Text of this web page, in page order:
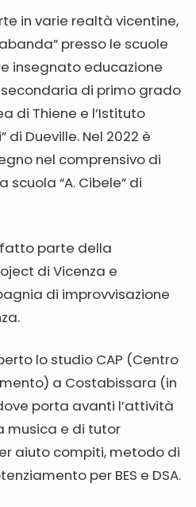
in varie realtà vicentine,
presso le scuole
insegnato educazione
di primo grado
di Thiene e l’Istituto
di Dueville. Nel 2022 è
nel comprensivo di
“A. Cibele” di
parte della
di Vicenza e
di improvvisazione
lo studio CAP (Centro
a Costabissara (in
porta avanti l’attività
musica e di tutor
aiuto compiti, metodo di
per BES e DSA.